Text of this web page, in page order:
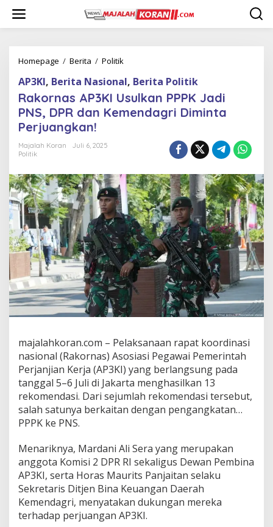
w
Homepage / Berita / Politik
k
o
r
n
K
U
s
u
l
k
a
n
P
P
P
K
d
i
P
N
S
,
D
d
a
n
K
e
m
e
n
AP3KI, Berita Nasional, Berita Politik
Rakornas AP3KI Usulkan PPPK Jadi
PNS, DPR dan Kemendagri Diminta
Perjuangkan!
Majalah Koran
Juli 6, 2025
Politik
majalahkoran.com – Pelaksanaan rapat koordinasi
nasional (Rakornas) Asosiasi Pegawai Pemerintah
Perjanjian Kerja (AP3KI) yang berlangsung pada
tanggal 5–6 Juli di Jakarta menghasilkan 13
rekomendasi. Dari sejumlah rekomendasi tersebut,
salah satunya berkaitan dengan pengangkatan…
PPPK ke PNS.
Menariknya, Mardani Ali Sera yang merupakan
anggota Komisi 2 DPR RI sekaligus Dewan Pembina
AP3KI, serta Horas Maurits Panjaitan selaku
Sekretaris Ditjen Bina Keuangan Daerah
Kemendagri, menyatakan dukungan mereka
terhadap perjuangan AP3KI.